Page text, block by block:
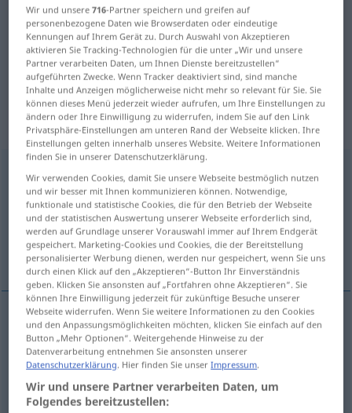
Deutsch-Englisch Übersetzung für
"ehrend"
"ehrend" Englisch Übersetzung
„ehrend“: Adjektiv
ehrend
Übersicht aller Übersetzungen
(Für mehr Details die Übersetzung anklicken/antippen)
honorable, honourable
honorable US ehrend
honourable BR ehrend
Wir und unsere716-Partner speichern und greifen auf
personenbezogene Daten wie Browserdaten oder eindeutige
Kennungen auf Ihrem Gerät zu. Durch Auswahl von Akzeptieren
aktivieren Sie Tracking-Technologien für die unter „Wir und unsere
Partner verarbeiten Daten, um Ihnen Dienste bereitzustellen“
aufgeführten Zwecke. Wenn Tracker deaktiviert sind, sind manche
Inhalte und Anzeigen möglicherweise nicht mehr so relevant für Sie. Sie
können dieses Menü jederzeit wieder aufrufen, um Ihre Einstellungen zu
ändern oder Ihre Einwilligung zu widerrufen, indem Sie auf den Link
Privatsphäre-Einstellungen am unteren Rand der Webseite klicken. Ihre
Einstellungen gelten innerhalb unseres Website. Weitere Informationen
finden Sie in unserer Datenschutzerklärung.
Wir verwenden Cookies, damit Sie unsere Webseite bestmöglich nutzen
und wir besser mit Ihnen kommunizieren können. Notwendige,
funktionale und statistische Cookies, die für den Betrieb der Webseite
und der statistischen Auswertung unserer Webseite erforderlich sind,
werden auf Grundlage unserer Vorauswahl immer auf Ihrem Endgerät
gespeichert. Marketing-Cookies und Cookies, die der Bereitstellung
personalisierter Werbung dienen, werden nur gespeichert, wenn Sie uns
durch einen Klick auf den „Akzeptieren“-Button Ihr Einverständnis
geben. Klicken Sie ansonsten auf „Fortfahren ohne Akzeptieren“. Sie
können Ihre Einwilligung jederzeit für zukünftige Besuche unserer
Webseite widerrufen. Wenn Sie weitere Informationen zu den Cookies
und den Anpassungsmöglichkeiten möchten, klicken Sie einfach auf den
Button „Mehr Optionen“. Weitergehende Hinweise zu der
Datenverarbeitung entnehmen Sie ansonsten unserer
Datenschutzerklärung. Hier finden Sie unserImpressum.
Wir und unsere Partner verarbeiten Daten, um
Folgendes bereitzustellen: